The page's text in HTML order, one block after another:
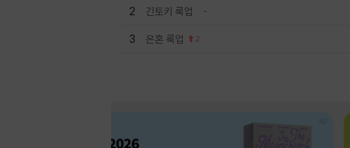
2 긴토키 룩업
3 은혼 룩업 2